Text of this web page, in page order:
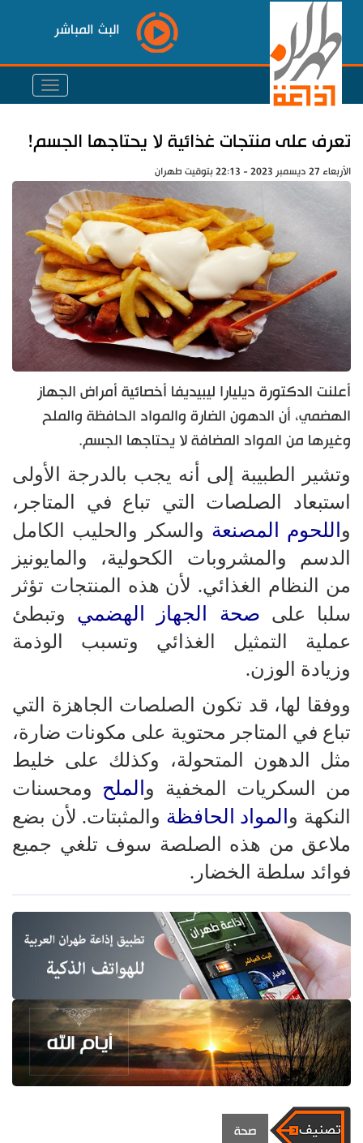
البث المباشر
تعرف على منتجات غذائية لا يحتاجها الجسم!
الأربعاء 27 ديسمبر 2023 - 22:13 بتوقيت طهران
أعلنت الدكتورة ديليارا ليبيديفا أخصائية أمراض الجهاز
الهضمي، أن الدهون الضارة والمواد الحافظة والملح
وغيرها من المواد المضافة لا يحتاجها الجسم.
وتشير الطبيبة إلى أنه يجب بالدرجة الأولى
استبعاد الصلصات التي تباع في المتاجر،
و اللحوم المصنعة والسكر والحليب الكامل
الدسم والمشروبات الكحولية، والمايونيز
من النظام الغذائي. لأن هذه المنتجات تؤثر
سلبا على صحة الجهاز الهضمي وتبطئ
عملية التمثيل الغذائي وتسبب الوذمة
وزيادة الوزن.
ووفقا لها، قد تكون الصلصات الجاهزة التي
تباع في المتاجر محتوية على مكونات ضارة،
مثل الدهون المتحولة، وكذلك على خليط
من السكريات المخفية و الملح ومحسنات
النكهة و المواد الحافظة والمثبتات. لأن بضع
ملاعق من هذه الصلصة سوف تلغي جميع
فوائد سلطة الخضار.
صحة